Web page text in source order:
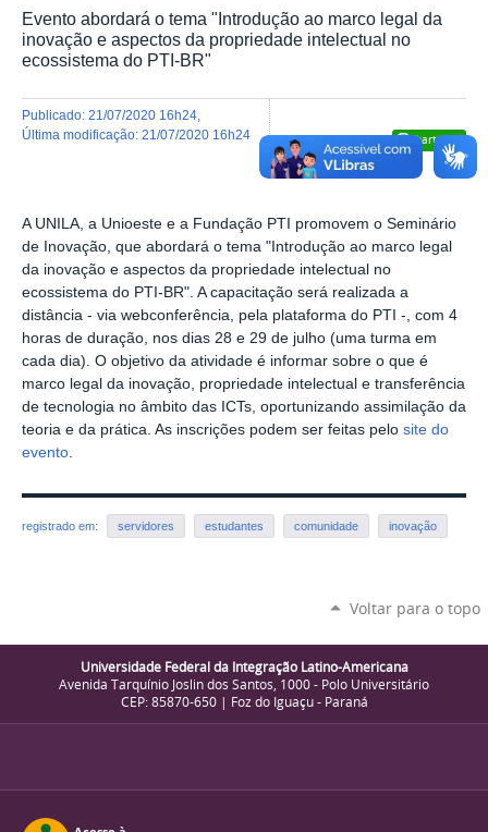
Evento abordará o tema "Introdução ao marco legal da
inovação e aspectos da propriedade intelectual no
ecossistema do PTI-BR"
Compartilhar
publicado: 21/07/2020 16h24
última modificação: 21/07/2020 16h24
A UNILA, a Unioeste e a Fundação PTI promovem o Seminário
de Inovação, que abordará o tema "Introdução ao marco legal
da inovação e aspectos da propriedade intelectual no
ecossistema do PTI-BR". A capacitação será realizada a
distância - via webconferência, pela plataforma do PTI -, com 4
horas de duração, nos dias 28 e 29 de julho (uma turma em
cada dia). O objetivo da atividade é informar sobre o que é
marco legal da inovação, propriedade intelectual e transferência
de tecnologia no âmbito das ICTs, oportunizando assimilação da
teoria e da prática. As inscrições podem ser feitas pelo site do
evento
registrado em: servidores estudantes comunidade inovação
Voltar para o topo
Universidade Federal da Integração Latino-Americana
Avenida Tarquínio Joslin dos Santos, 1000 - Polo Universitário
CEP: 85870-650 | Foz do Iguaçu - Paraná